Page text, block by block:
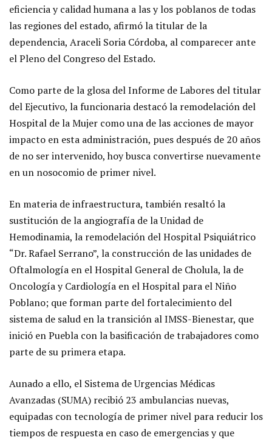
eficiencia y calidad humana a las y los poblanos de todas
las regiones del estado, afirmó la titular de la
dependencia, Araceli Soria Córdoba, al comparecer ante
el Pleno del Congreso del Estado.
Como parte de la glosa del Informe de Labores del titular
del Ejecutivo, la funcionaria destacó la remodelación del
Hospital de la Mujer como una de las acciones de mayor
impacto en esta administración, pues después de 20 años
de no ser intervenido, hoy busca convertirse nuevamente
en un nosocomio de primer nivel.
En materia de infraestructura, también resaltó la
sustitución de la angiografía de la Unidad de
Hemodinamia, la remodelación del Hospital Psiquiátrico
“Dr. Rafael Serrano”, la construcción de las unidades de
Oftalmología en el Hospital General de Cholula, la de
Oncología y Cardiología en el Hospital para el Niño
Poblano; que forman parte del fortalecimiento del
sistema de salud en la transición al IMSS-Bienestar, que
inició en Puebla con la basificación de trabajadores como
parte de su primera etapa.
Aunado a ello, el Sistema de Urgencias Médicas
Avanzadas (SUMA) recibió 23 ambulancias nuevas,
equipadas con tecnología de primer nivel para reducir los
tiempos de respuesta en caso de emergencias y que